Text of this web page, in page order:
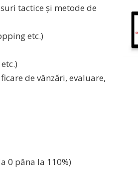
tactice și metode de
etc.)
de vânzări, evaluare,
0 pâna la 110%)